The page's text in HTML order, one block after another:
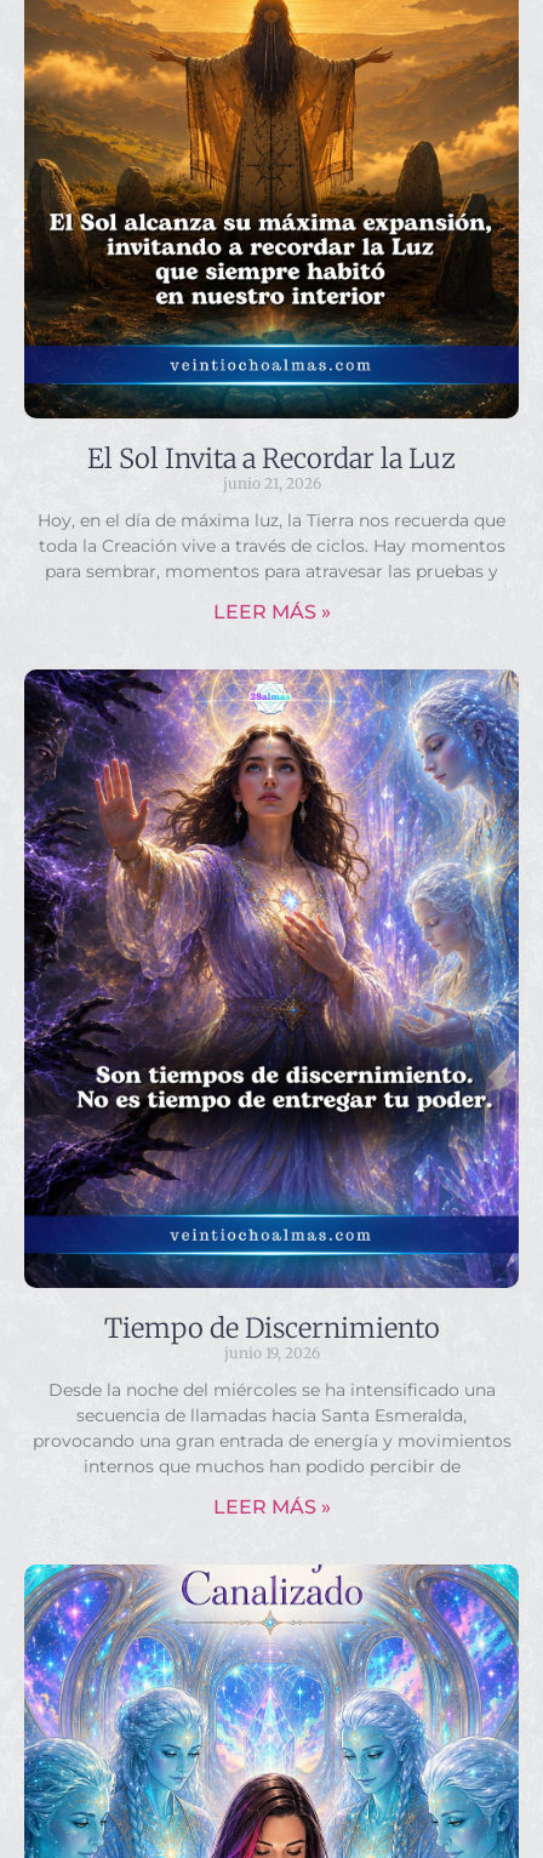
El Sol Invita a Recordar la Luz
junio 21, 2026
Hoy, en el día de máxima luz, la Tierra nos recuerda que
toda la Creación vive a través de ciclos. Hay momentos
para sembrar, momentos para atravesar las pruebas y
LEER MÁS »
Tiempo de Discernimiento
junio 19, 2026
Desde la noche del miércoles se ha intensificado una
secuencia de llamadas hacia Santa Esmeralda,
provocando una gran entrada de energía y movimientos
internos que muchos han podido percibir de
LEER MÁS »